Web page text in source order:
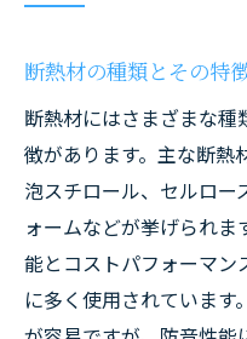
ォームのコツ
断熱リフォー
断熱リフォー
窓の断熱性能
断熱性能を最
断熱リフォー
断熱材の種類とその特
断熱材にはさまざまな
徴があります。主な断熱
泡スチロール、セルロー
ォームなどが挙げられ
能とコストパフォーマン
に多く使用されています